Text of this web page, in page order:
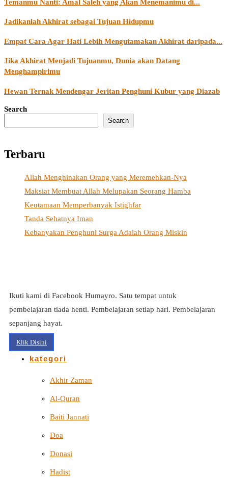
Temanmu Nanti: Amal Saleh yang Akan Menemanimu di...
Jadikanlah Akhirat sebagai Tujuan Hidupmu
Empat Cara Agar Hati Lebih Mengutamakan Akhirat daripada...
Jika Akhirat Menjadi Tujuanmu, Dunia akan Datang
Menghampirimu
Hewan Ternak Mendengar Jeritan Penghuni Kubur yang Diazab
Search
Search
Terbaru
Allah Menghinakan Orang yang Meremehkan-Nya
Maksiat Membuat Allah Melupakan Seorang Hamba
Keutamaan Memperbanyak Istighfar
Tanda Sehatnya Iman
Kebanyakan Penghuni Surga Adalah Orang Miskin
Ikuti kami di Facebook Humayro. Satu tempat untuk
pembelajaran tiada henti. Pembelajaran setiap hari. Pembelajaran
sepanjang hayat.
Klik Disini
kategori
Akhir Zaman
Al-Quran
Baiti Jannati
Doa
Donasi
Hadist